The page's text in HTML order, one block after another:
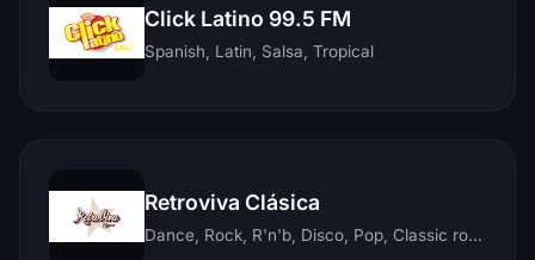
Click Latino 99.5 FM
Spanish, Latin, Salsa, Tropical
Retroviva Clásica
Dance, Rock, R'n'b, Disco, Pop, Classic rock, Techno, Reggae